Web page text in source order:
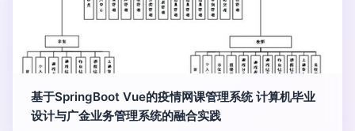
基于SpringBoot Vue的疫情网课管理系统 计算机毕业
设计与广金业务管理系统的融合实践